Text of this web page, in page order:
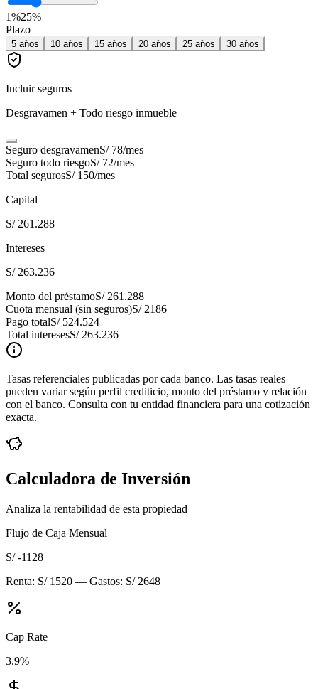
1%25%
Plazo
5 años 10 años 15 años 20 años 25 años 30 años
Incluir seguros
Desgravamen + Todo riesgo inmueble
Seguro desgravamenS/ 78/mes
Seguro todo riesgoS/ 72/mes
Total segurosS/ 150/mes
Capital
S/ 261.288
Intereses
S/ 263.236
Monto del préstamoS/ 261.288
Cuota mensual (sin seguros)S/ 2186
Pago totalS/ 524.524
Total interesesS/ 263.236
Tasas referenciales publicadas por cada banco. Las tasas reales
pueden variar según perfil crediticio, monto del préstamo y relación
con el banco. Consulta con tu entidad financiera para una cotización
exacta.
Calculadora de Inversión
Analiza la rentabilidad de esta propiedad
Flujo de Caja Mensual
S/ -1128
Renta: S/ 1520 — Gastos: S/ 2648
Cap Rate
3.9%